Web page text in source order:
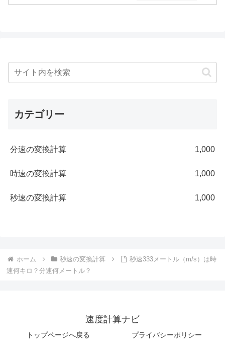
カテゴリー
分速の変換計算 1,000
時速の変換計算 1,000
秒速の変換計算 1,000
ホーム 秒速の変換計算
秒速333メートル（m/s）は時
速何キロ？分速何メートル？
速度計算ナビ
トップページへ戻る プライバシーポリシー